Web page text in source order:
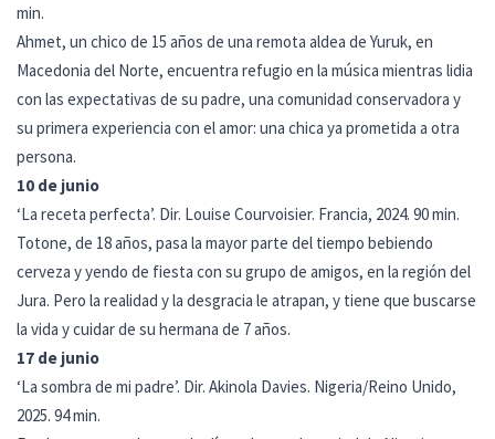
min.
Ahmet, un chico de 15 años de una remota aldea de Yuruk, en
Macedonia del Norte, encuentra refugio en la música mientras lidia
con las expectativas de su padre, una comunidad conservadora y
su primera experiencia con el amor: una chica ya prometida a otra
persona.
10 de junio
‘La receta perfecta’. Dir. Louise Courvoisier. Francia, 2024. 90 min.
Totone, de 18 años, pasa la mayor parte del tiempo bebiendo
cerveza y yendo de fiesta con su grupo de amigos, en la región del
Jura. Pero la realidad y la desgracia le atrapan, y tiene que buscarse
la vida y cuidar de su hermana de 7 años.
17 de junio
‘La sombra de mi padre’. Dir. Akinola Davies. Nigeria/Reino Unido,
2025. 94 min.